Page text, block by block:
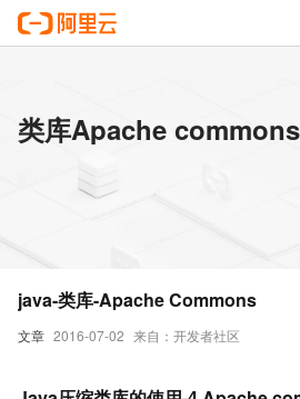
类库Apache
文章 2016-07-02 来自：开发者社区
java-类库-Apache Commons